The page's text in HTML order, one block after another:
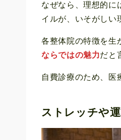
なぜなら、理想的に
イルが、いそがしい
各整体院の特徴を生
ならではの魅力だと
自費診療のため、医
ストレッチや